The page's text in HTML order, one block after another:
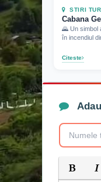
STIRI
Cabana
🌄 Un simbol
în incendiul
Citeste
Bold